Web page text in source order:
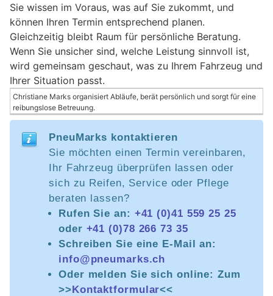
Sie wissen im Voraus, was auf Sie zukommt, und
können Ihren Termin entsprechend planen.
Gleichzeitig bleibt Raum für persönliche Beratung.
Wenn Sie unsicher sind, welche Leistung sinnvoll ist,
wird gemeinsam geschaut, was zu Ihrem Fahrzeug und
Ihrer Situation passt.
Christiane Marks organisiert Abläufe, berät persönlich und sorgt für eine
reibungslose Betreuung.
PneuMarks kontaktieren
Sie möchten einen Termin vereinbaren,
Ihr Fahrzeug überprüfen lassen oder
sich zu Reifen, Service oder Pflege
beraten lassen?
Rufen Sie an: +41 (0)41 559 25 25
oder +41 (0)78 266 73 35
Schreiben Sie eine E-Mail an:
info@pneumarks.ch
Oder melden Sie sich online: Zum
>>Kontaktformular<<